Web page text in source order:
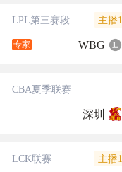
LPL第三赛段 主播1
专家 WBG
CBA夏季联赛
深圳
LCK联赛 主播1